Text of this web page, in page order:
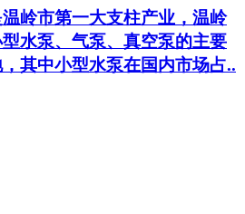
市第一大支柱产业，温岭
水泵、气泵、真空泵的主要
其中小型水泵在国内市场占..